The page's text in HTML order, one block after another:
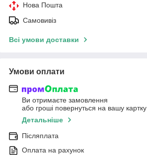
Нова Пошта
Самовивіз
Всі умови доставки
Умови оплати
Ви отримаєте замовлення
або гроші повернуться на вашу картку
Детальніше
Післяплата
Оплата на рахунок